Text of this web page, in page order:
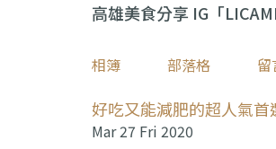
高雄美食分享 IG「
相簿 部落格 留
好吃又能減肥的超人氣
Mar 27 Fri 2020